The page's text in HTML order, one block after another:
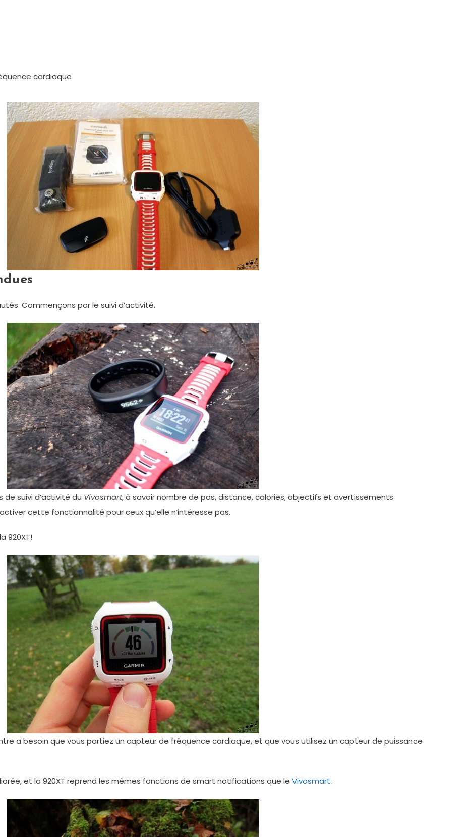
cardiaque
Commençons par le suivi d’activité.
de suivi d’activité du Vivosmart, à savoir nombre de pas, distance, calories, objectifs et avertissements
cette fonctionnalité pour ceux qu’elle n’intéresse pas.
920XT!
a besoin que vous portiez un capteur de fréquence cardiaque, et que vous utilisez un capteur de puissance
et la 920XT reprend les mêmes fonctions de smart notifications que le Vivosmart.